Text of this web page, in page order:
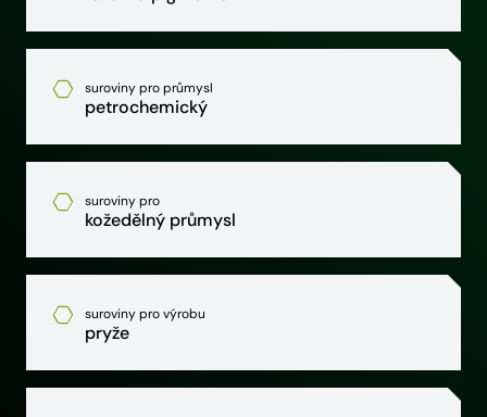
suroviny pro průmysl
petrochemický
suroviny pro
kožedělný průmysl
suroviny pro výrobu
pryže